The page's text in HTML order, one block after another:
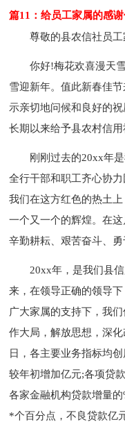
篇11：给员工家属的感
尊敬的县农信社员工
你好!梅花欢喜漫天
雪迎新年。值此新春佳
示亲切地问候和良好的
长期以来给予县农村信
刚刚过去的20xx年
全行干部和职工齐心协
我们在这方红色的热土
一个又一个的辉煌。在
辛勤耕耘、艰苦奋斗、勇
20xx年，是我们县
来，在领导正确的领导
广大家属的支持下，我
作大局，解放思想，深
日，各主要业务指标均
较年初增加亿元;各项贷
各家金融机构贷款增量
*个百分点，不良贷款亿